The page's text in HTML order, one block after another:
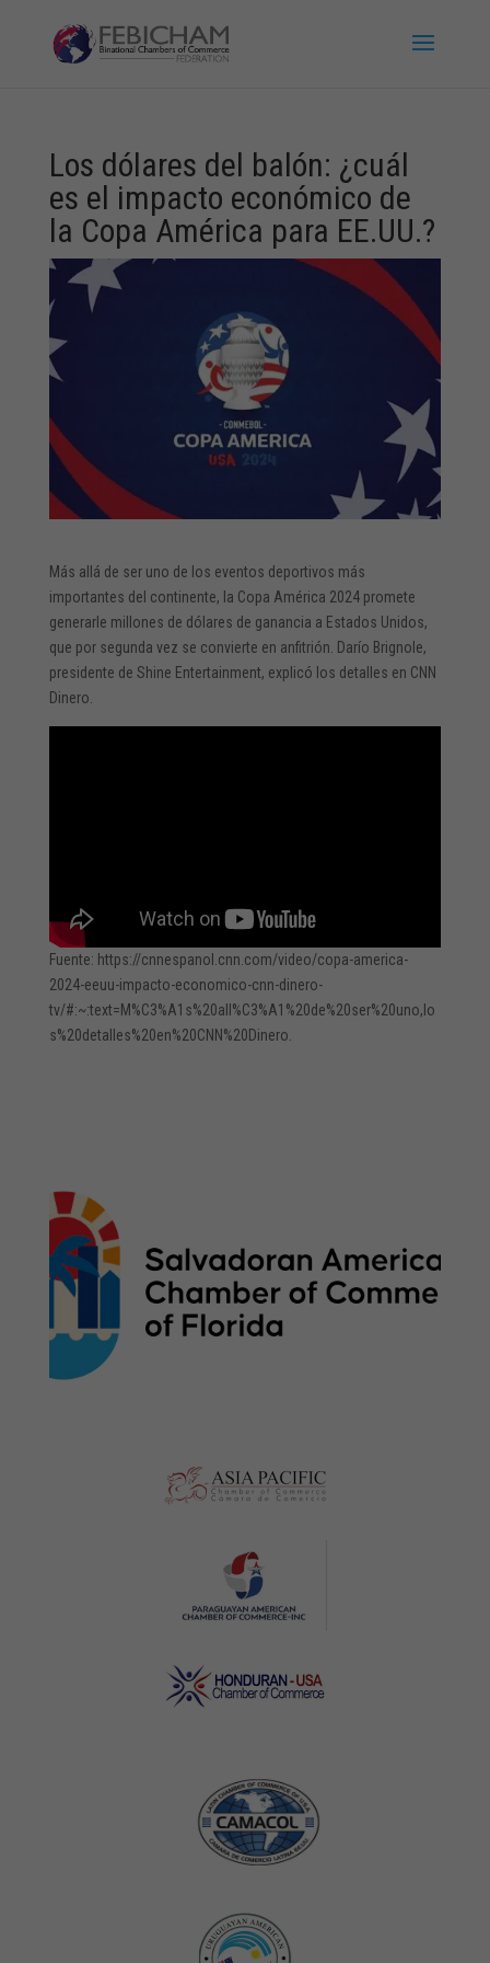
Los dólares del balón: ¿cuál
es el impacto económico de
la Copa América para EE.UU.?
Más allá de ser uno de los eventos deportivos más
importantes del continente, la Copa América 2024 promete
generarle millones de dólares de ganancia a Estados Unidos,
que por segunda vez se convierte en anfitrión. Darío Brignole,
presidente de Shine Entertainment, explicó los detalles en CNN
Dinero.
Fuente: https://cnnespanol.cnn.com/video/copa-america-
2024-eeuu-impacto-economico-cnn-dinero-
tv/#:~:text=M%C3%A1s%20all%C3%A1%20de%20ser%20uno,lo
s%20detalles%20en%20CNN%20Dinero.